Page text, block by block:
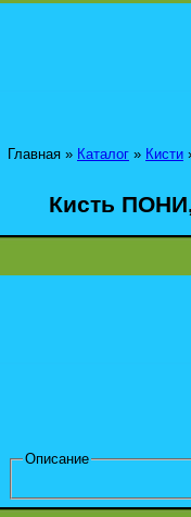
Главная » Каталог » Кисти
Кисть
Описание